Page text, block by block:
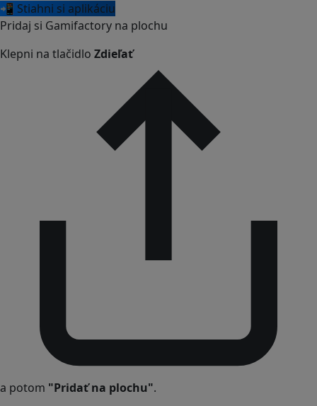
📲 Stiahni si aplikáciu
Pridaj si Gamifactory na plochu
Klepni na tlačidlo Zdieľať
a potom "Pridať na plochu".